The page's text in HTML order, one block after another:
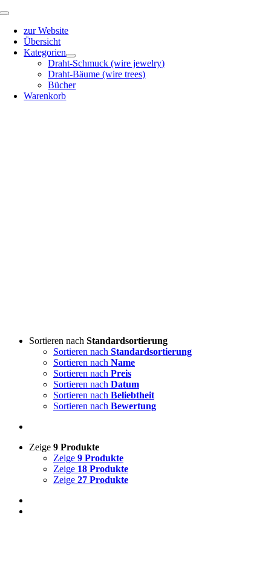
Zum
springen
Toggle
Navigationzur Website
Übersicht
Kategorien
Draht-Schmuck (wire jewelry)
Draht-Bäume (wire trees)
Bücher
Warenkorb
Sortieren nach Standardsortierung
Sortieren nach Standardsortierung
Sortieren nach Name
Sortieren nach Preis
Sortieren nach Datum
Sortieren nach Beliebtheit
Sortieren nach Bewertung
Zeige 9 Produkte
Zeige 9 Produkte
Zeige 18 Produkte
Zeige 27 Produkte